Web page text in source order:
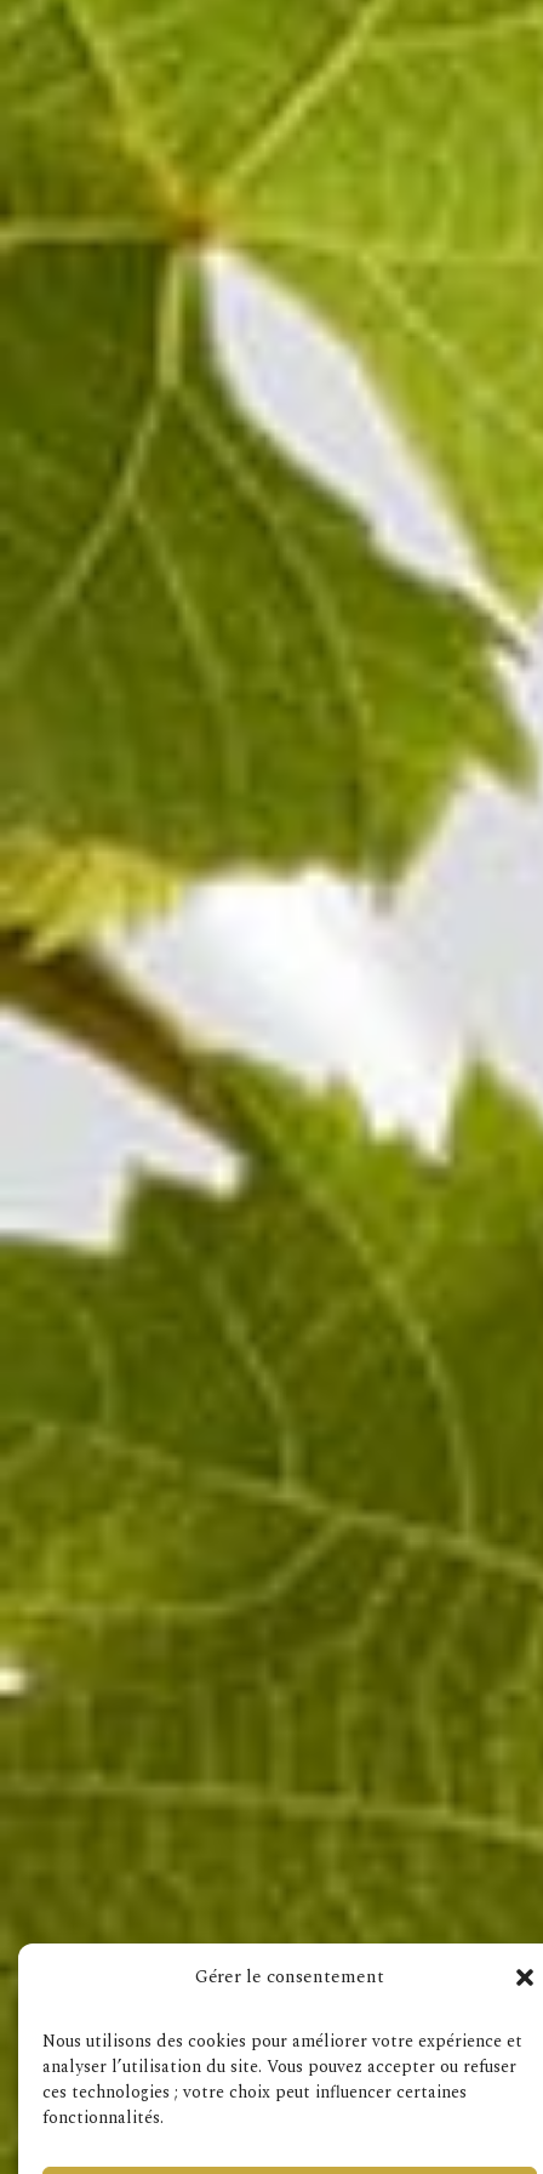
Gérer le consentement
Nous utilisons des cookies pour améliorer votre expérience et
analyser l’utilisation du site. Vous pouvez accepter ou refuser
ces technologies ; votre choix peut influencer certaines
fonctionnalités.
Chardonnay
Champagne BLANC DE
BLANCS MILLÉSIME
Champagne ROSÉ
Visit also